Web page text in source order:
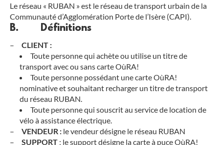
Le réseau « RUBAN » est le réseau de transport urbain de la
Communauté d’Agglomération Porte de l’Isère (CAPI).
B. Définitions
– CLIENT :
Toute personne qui achète ou utilise un titre de
transport avec ou sans carte OùRA!
Toute personne possédant une carte OùRA!
nominative et souhaitant recharger un titre de transport
du réseau RUBAN.
Toute personne qui souscrit au service de location de
vélo à assistance électrique.
– VENDEUR : le vendeur désigne le réseau RUBAN
– SUPPORT : le support désigne la carte à puce OùRA!